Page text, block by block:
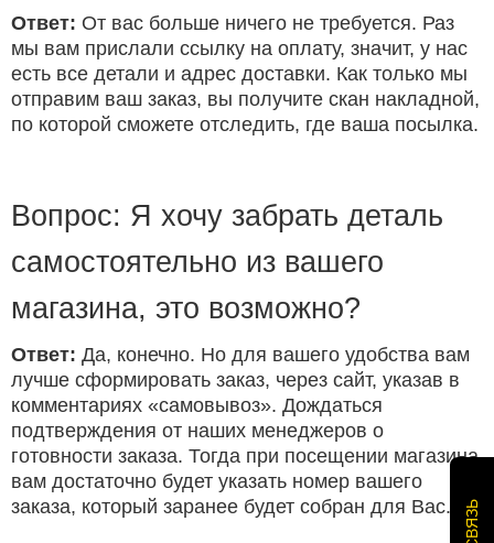
Ответ: От вас больше ничего не требуется. Раз
мы вам прислали ссылку на оплату, значит, у нас
есть все детали и адрес доставки. Как только мы
отправим ваш заказ, вы получите скан накладной,
по которой сможете отследить, где ваша посылка.
Вопрос: Я хочу забрать деталь
самостоятельно из вашего
магазина, это возможно?
Ответ: Да, конечно. Но для вашего удобства вам
лучше сформировать заказ, через сайт, указав в
комментариях «самовывоз». Дождаться
подтверждения от наших менеджеров о
готовности заказа. Тогда при посещении магазина
вам достаточно будет указать номер вашего
заказа, который заранее будет собран для Вас.